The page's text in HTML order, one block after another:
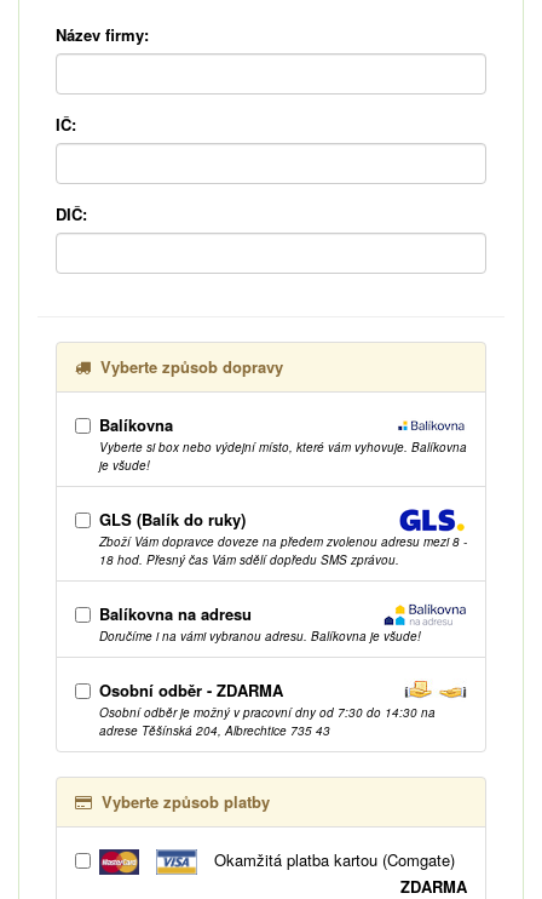
Název firmy:
IČ:
DIČ:
Vyberte způsob dopravy
Balíkovna
Vyberte si box nebo výdejní místo, které vám vyhovuje. Balíkovna
je všude!
GLS (Balík do ruky)
Zboží Vám dopravce doveze na předem zvolenou adresu mezi 8 -
18 hod. Přesný čas Vám sdělí dopředu SMS zprávou.
Balíkovna na adresu
Doručíme i na vámi vybranou adresu. Balíkovna je všude!
Osobní odběr - ZDARMA
Osobní odběr je možný v pracovní dny od 7:30 do 14:30 na
adrese Těšínská 204, Albrechtice 735 43
Vyberte způsob platby
Okamžitá platba kartou (Comgate)
ZDARMA